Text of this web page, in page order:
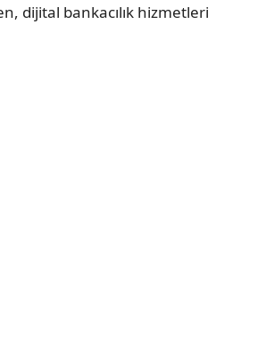
dijital bankacılık hizmetleri